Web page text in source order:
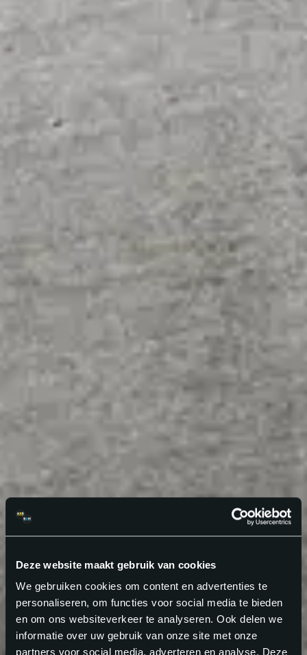
Deze website maakt gebruik van cookies
We gebruiken cookies om content en advertenties te
personaliseren, om functies voor social media te bieden
en om ons websiteverkeer te analyseren. Ook delen we
informatie over uw gebruik van onze site met onze
partners voor social media, adverteren en analyse. Deze